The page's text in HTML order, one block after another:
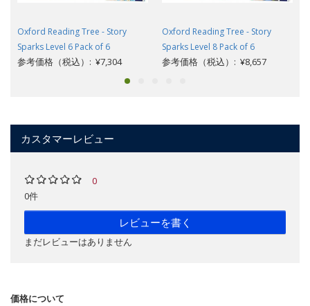
Oxford Reading Tree - Story
Sparks Level 6 Pack of 6
参考価格（税込）: ¥7,304
Oxford Reading Tree - Story
Sparks Level 8 Pack of 6
参考価格（税込）: ¥8,657
カスタマーレビュー
0
0件
レビューを書く
まだレビューはありません
価格について